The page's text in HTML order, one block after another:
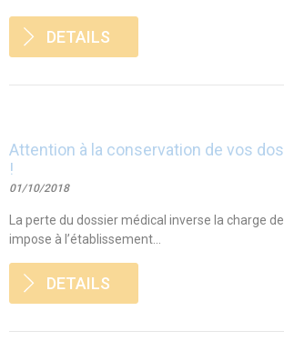
DETAILS
Attention à la conservation de vos
!
01/10/2018
La perte du dossier médical inverse la charge
impose à l’établissement...
DETAILS